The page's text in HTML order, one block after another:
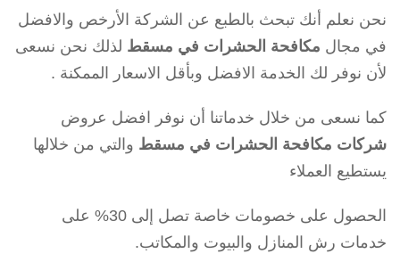
نحن نعلم أنك تبحث بالطبع عن الشركة الأرخص والافضل
في مجال مكافحة الحشرات في مسقط لذلك نحن نسعى
لأن نوفر لك الخدمة الافضل وبأقل الاسعار الممكنة .
كما نسعى من خلال خدماتنا أن نوفر افضل عروض
شركات مكافحة الحشرات في مسقط والتي من خلالها
يستطيع العملاء
الحصول على خصومات خاصة تصل إلى 30% على
خدمات رش المنازل والبيوت والمكاتب.